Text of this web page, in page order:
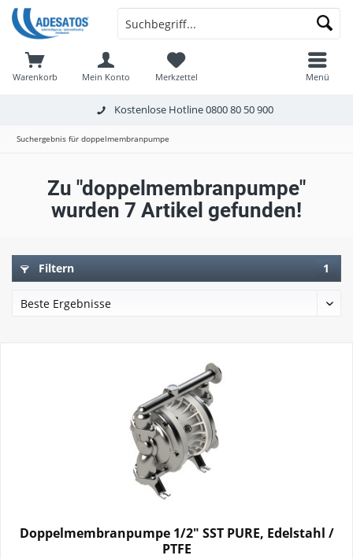
Kostenlose Hotline0800 80 50 900
Warenkorb Merkzettel
Mein Konto Menü
Suchergebnis für doppelmembranpumpe
Zu "doppelmembranpumpe"
wurden 7 Artikel gefunden!
Filtern 1
Doppelmembranpumpe 1/2" SST PURE, Edelstahl /
PTFE